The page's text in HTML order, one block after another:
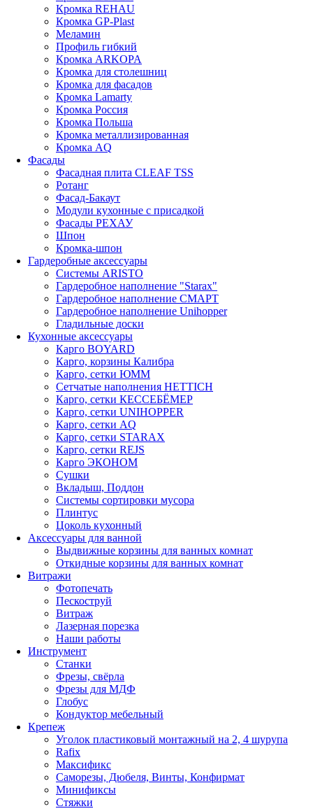
Кромка REHAU
Кромка GP-Plast
Меламин
Профиль гибкий
Кромка ARKOPA
Кромка для столешниц
Кромка для фасадов
Кромка Lamarty
Кромка Россия
Кромка Польша
Кромка металлизированная
Кромка AQ
Фасады
Фасадная плита CLEAF TSS
Ротанг
Фасад-Бакаут
Модули кухонные с присадкой
Фасады РЕХАУ
Шпон
Кромка-шпон
Гардеробные аксессуары
Системы ARISTO
Гардеробное наполнение "Starax"
Гардеробное наполнение СМАРТ
Гардеробное наполнение Unihopper
Гладильные доски
Кухонные аксессуары
Карго BOYARD
Карго, корзины Калибра
Карго, сетки ЮММ
Сетчатые наполнения HETTICH
Карго, сетки КЕССЕБЁМЕР
Карго, сетки UNIHOPPER
Карго, сетки AQ
Карго, сетки STARAX
Карго, сетки REJS
Карго ЭКОНОМ
Сушки
Вкладыш, Поддон
Системы сортировки мусора
Плинтус
Цоколь кухонный
Аксессуары для ванной
Выдвижные корзины для ванных комнат
Откидные корзины для ванных комнат
Витражи
Фотопечать
Пескоструй
Витраж
Лазерная порезка
Наши работы
Инструмент
Станки
Фрезы, свёрла
Фрезы для МДФ
Глобус
Кондуктор мебельный
Крепеж
Уголок пластиковый монтажный на 2, 4 шурупа
Rafix
Максификс
Саморезы, Дюбеля, Винты, Конфирмат
Минификсы
Стяжки